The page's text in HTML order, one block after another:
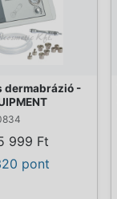
dermabrázió -
999 Ft
pont